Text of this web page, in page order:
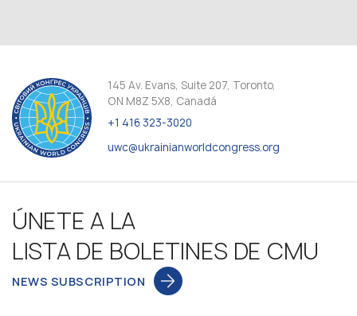
145 Av. Evans, Suite 207, Toronto,
ON M8Z 5X8, Canadá
+1 416 323-3020
uwc@ukrainianworldcongress.org
ÚNETE A LA
LISTA DE BOLETINES DE CMU
NEWS SUBSCRIPTION